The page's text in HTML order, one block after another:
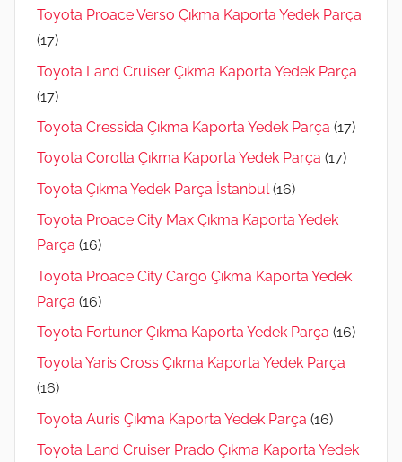
Toyota Proace Verso Çıkma Kaporta Yedek Parça
(17)
Toyota Land Cruiser Çıkma Kaporta Yedek Parça
(17)
Toyota Cressida Çıkma Kaporta Yedek Parça (17)
Toyota Corolla Çıkma Kaporta Yedek Parça (17)
Toyota Çıkma Yedek Parça İstanbul (16)
Toyota Proace City Max Çıkma Kaporta Yedek
Parça (16)
Toyota Proace City Cargo Çıkma Kaporta Yedek
Parça (16)
Toyota Fortuner Çıkma Kaporta Yedek Parça (16)
Toyota Yaris Cross Çıkma Kaporta Yedek Parça
(16)
Toyota Auris Çıkma Kaporta Yedek Parça (16)
Toyota Land Cruiser Prado Çıkma Kaporta Yedek